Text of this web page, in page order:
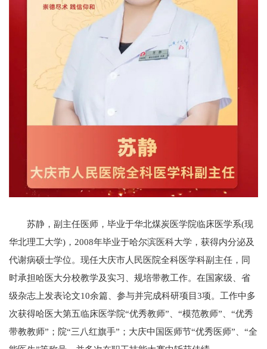
苏静，副主任医师，毕业于华北煤炭医学院临床医学系(现
华北理工大学)，2008年毕业于哈尔滨医科大学，获得内分泌及
代谢病硕士学位。现任大庆市人民医院全科医学科副主任，同
时承担哈医大分校教学及实习、规培带教工作。在国家级、省
级杂志上发表论文10余篇、参与并完成科研项目3项。工作中多
次获得哈医大第五临床医学院“优秀教师”、“模范教师”、“优秀
带教教师”；院“三八红旗手”；大庆中国医师节“优秀医师”、“全